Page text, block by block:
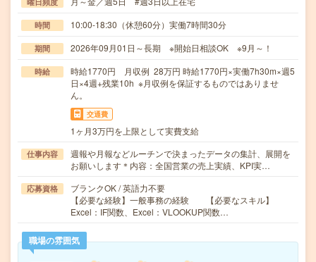
時間 10:00-18:30（休憩60分）実働7時間30分
期間 2026年09月01日～長期 ※開始日相談OK ※9月～！
時給
時給1770円 月収例 28万円 時給1770円×実働7h30m×週5
日×4週+残業10h ※月収例を保証するものではありませ
ん。
交通費
1ヶ月3万円を上限として実費支給
仕事内容
週報や月報などルーチンで決まったデータの集計、展開を
お願いします＊内容：全国営業の売上実績、KPI実…
応募資格
ブランクOK / 英語力不要
【必要な経験】一般事務の経験 【必要なスキル】
Excel：IF関数、Excel：VLOOKUP関数…
職場の雰囲気